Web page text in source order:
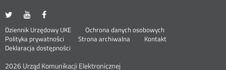
UKE
portalu
Twitter
Otwórz
nowym
oknie
UKE
portalu
Youtube
Otwórz
nowym
oknie
portalu
Facebook
nowym
oknie
Stopka
menu
Dziennik Urzędowy UKE Otwórz
Ochrona danych osobowych
Polityka prywatności
Otwórz
w
oknie
Strona archiwalna
Kontakt
Deklaracja dostępności
2026 Urząd Komunikacji Elektronicznej